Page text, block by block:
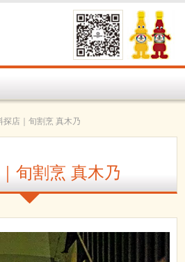
店｜旬割烹 真木乃
旬割烹 真木乃